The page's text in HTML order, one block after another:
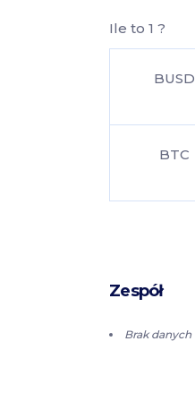
Ile to 1 ?
BUSD
BTC
Zespół
Brak danych